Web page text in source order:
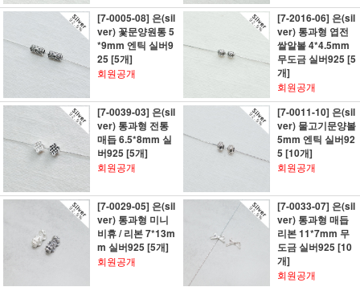
[7-0005-08] 은(sil
ver) 꽃문양원통 5
*9mm 엔틱 실버9
25 [5개]
회원공개
[7-2016-06] 은(sil
ver) 통과형 엽전
쌀알볼 4*4.5mm
무도금 실버925 [5
개]
회원공개
[7-0039-03] 은(sil
ver) 통과형 전통
매듭 6.5*8mm 실
버925 [5개]
회원공개
[7-0011-10] 은(sil
ver) 물고기문양볼
5mm 엔틱 실버92
5 [10개]
회원공개
[7-0029-05] 은(sil
ver) 통과형 미니
비휴 / 리본 7*13m
m 실버925 [5개]
회원공개
[7-0033-07] 은(sil
ver) 통과형 매듭
리본 11*7mm 무
도금 실버925 [10
개]
회원공개